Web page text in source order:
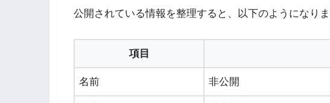
公開されている情報を整理すると、以下のようになりま
項目
名前 非公開